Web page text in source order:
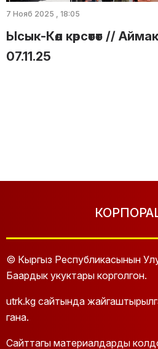
7 Нояб 2025 , 18:05
Ысык-Көл көрсөтөт //
07.11.25
© Кыргыз Республикасынын
Баардык укуктары корголгон.
utrk.kg сайтында
гана.
Сайттагы материалдарды